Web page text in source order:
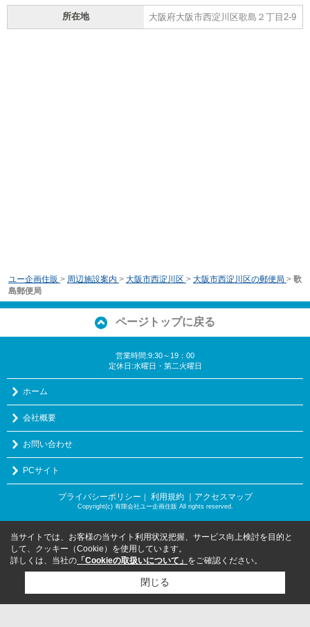
所在地 大阪府大阪市西淀川区歌島２丁目2-9
ユー企画住販 > 周辺施設案内 > 大阪市西淀川区 > 大阪市西淀川区の郵便局 > 歌
島郵便局
ページトップに戻る
営業時間:9:30～19：00
定休日:水曜日・第二火曜日
ホーム
会社概要
お問い合わせ
PCサイト
プライバシーポリシー ｜ 利用規約 ｜アクセスマップ
Copyright(c) 有限会社ユー企画住販 All rights reserved.
当サイトでは、お客様の当サイト利用状況把握、サービス向上検討を目的と
して、クッキー（Cookie）を使用しています。
詳しくは、当社の 「Cookieの取扱いについて」 をご確認ください。
閉じる